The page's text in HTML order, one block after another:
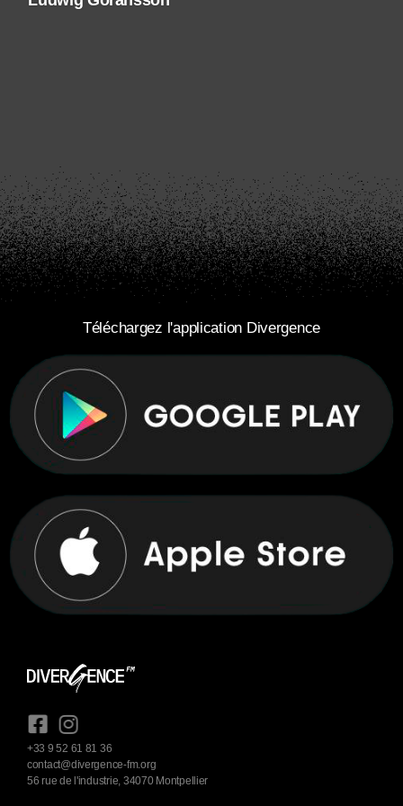
Téléchargez l'application Divergence
+33 9 52 61 81 36
contact@divergence-fm.org
56 rue de l'industrie, 34070 Montpellier